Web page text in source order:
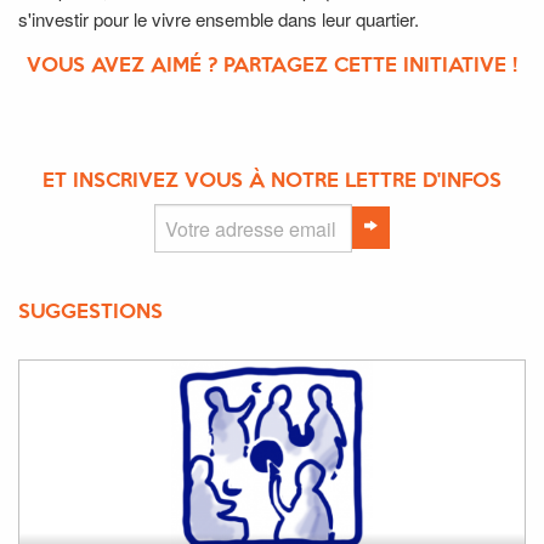
s'investir pour le vivre ensemble dans leur quartier.
VOUS AVEZ AIMÉ ? PARTAGEZ CETTE INITIATIVE !
ET INSCRIVEZ VOUS À NOTRE LETTRE D'INFOS
SUGGESTIONS